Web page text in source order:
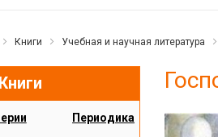
Книги Учебная и научная литература
Книги
Периодика